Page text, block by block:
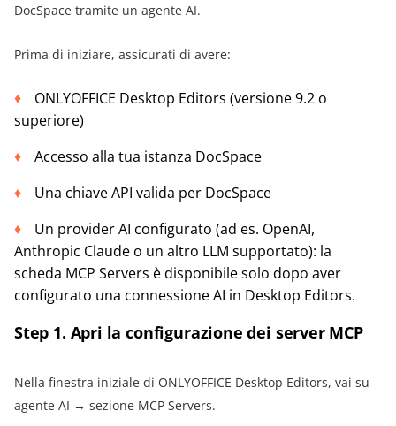
DocSpace tramite un agente AI.
Prima di iniziare, assicurati di avere:
ONLYOFFICE Desktop Editors (versione 9.2 o
superiore)
Accesso alla tua istanza DocSpace
Una chiave API valida per DocSpace
Un provider AI configurato (ad es. OpenAI,
Anthropic Claude o un altro LLM supportato): la
scheda MCP Servers è disponibile solo dopo aver
configurato una connessione AI in Desktop Editors.
Step 1. Apri la configurazione dei server MCP
Nella finestra iniziale di ONLYOFFICE Desktop Editors, vai su
agente AI → sezione MCP Servers.